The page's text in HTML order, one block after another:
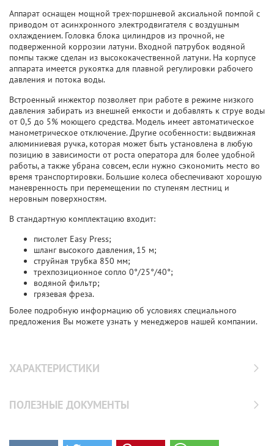
Аппарат оснащен мощной трех-поршневой аксиальной помпой с
приводом от асинхронного электродвигателя с воздушным
охлаждением. Головка блока цилиндров из прочной, не
подверженной коррозии латуни. Входной патрубок водяной
помпы также сделан из высококачественной латуни. На корпусе
аппарата имеется рукоятка для плавной регулировки рабочего
давления и потока воды.
Встроенный инжектор позволяет при работе в режиме низкого
давления забирать из внешней емкости и добавлять к струе воды
от 0,5 до 5% моющего средства. Модель имеет автоматическое
манометрическое отключение. Другие особенности: выдвижная
алюминиевая ручка, которая может быть установлена в любую
позицию в зависимости от роста оператора для более удобной
работы, а также убрана совсем, если нужно сэкономить место во
время транспортировки. Большие колеса обеспечивают хорошую
маневренность при перемещении по ступеням лестниц и
неровным поверхностям.
В стандартную комплектацию входит:
пистолет Easy Press;
шланг высокого давления, 15 м;
струйная трубка 850 мм;
трехпозиционное сопло 0°/25°/40°;
водяной фильтр;
грязевая фреза.
Более подробную информацию об условиях специального
предложения Вы можете узнать у менеджеров нашей компании.
ХАРАКТЕРИСТИКИ
ПОЛЕЗНЫЕ ДОКУМЕНТЫ